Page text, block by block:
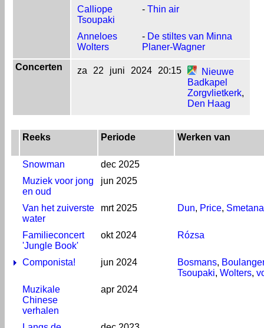
Calliope
Tsoupaki
- Thin air
Anneloes
Wolters
- De stiltes van Minna
Planer-Wagner
Concerten
za 22 juni 2024 20:15
Nieuwe
Badkapel
Zorgvlietkerk,
Den Haag
Reeks Periode Werken van
Snowman
dec 2025
Muziek voor jong
en oud
jun 2025
Van het zuiverste
water
mrt 2025 Dun, Price, Smetana
Familieconcert
'Jungle Book'
okt 2024 Rózsa
Componista! jun 2024 Bosmans, Boulanger
Tsoupaki, Wolters,
Muzikale
Chinese
verhalen
apr 2024